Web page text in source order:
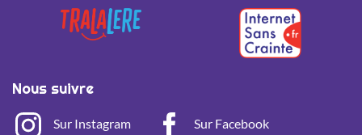
Nous suivre
Sur Instagram Sur Facebook